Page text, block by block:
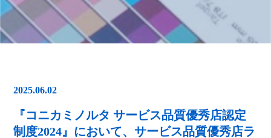
2025.06.02
『コニカミノルタ サービス品質優秀店認定
制度2024』において、サービス品質優秀店ラ